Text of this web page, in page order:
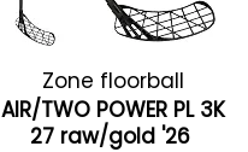
Zone floorball
AIR/TWO POWER PL 3K
27 raw/gold '26